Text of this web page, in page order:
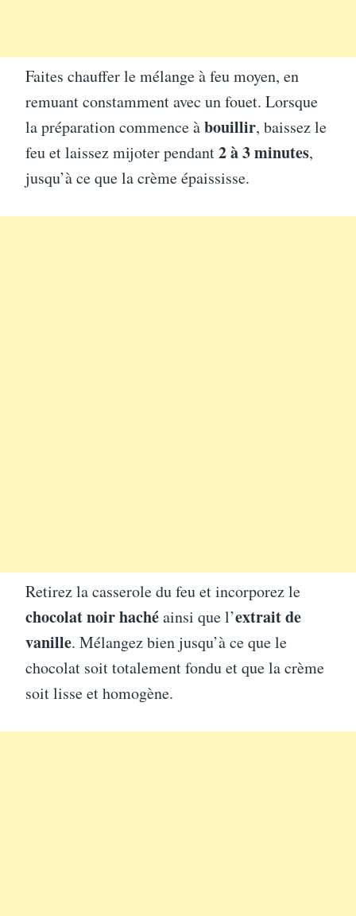
Faites chauffer le mélange à feu moyen, en
remuant constamment avec un fouet. Lorsque
la préparation commence àbouillir, baissez le
feu et laissez mijoter pendant2 à 3 minutes,
jusqu’à ce que la crème épaississe.
Retirez la casserole du feu et incorporez le
chocolat noir hachéainsi que l’extrait de
vanille. Mélangez bien jusqu’à ce que le
chocolat soit totalement fondu et que la crème
soit lisse et homogène.